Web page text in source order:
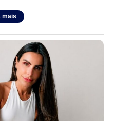
mais